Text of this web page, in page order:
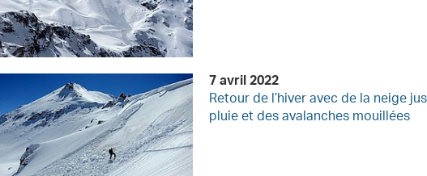
7 avril 2022
Retour de l’hiver avec de la neige
pluie et des avalanches mouillées